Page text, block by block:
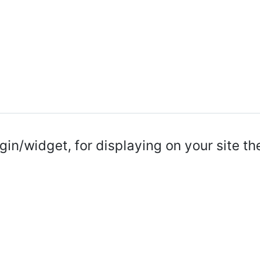
widget, for displaying on your site